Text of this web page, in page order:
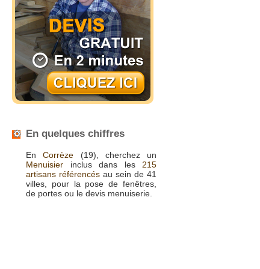
En quelques chiffres
EnCorrèze (19), cherchez un
Menuisier inclus dans les 215
artisans référencés au sein de 41
villes, pour la pose de fenêtres,
de portes ou le devis menuiserie.